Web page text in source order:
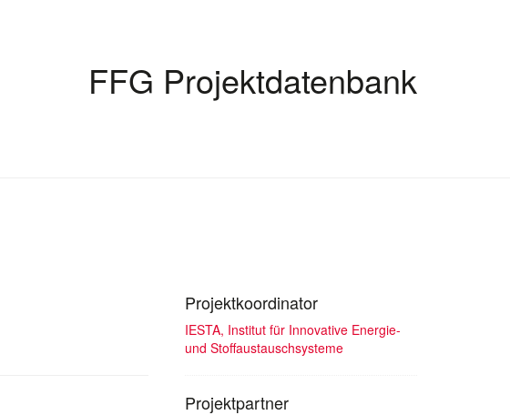
FFG Projektdatenbank
Projektkoordinator
IESTA, Institut für Innovative Energie-
und Stoffaustauschsysteme
Projektpartner